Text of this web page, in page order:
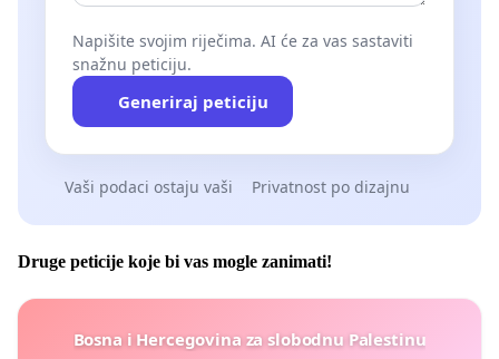
Napišite svojim riječima. AI će za vas sastaviti
snažnu peticiju.
Generiraj peticiju
Vaši podaci ostaju vaši Privatnost po dizajnu
Druge peticije koje bi vas mogle zanimati!
Bosna i Hercegovina za slobodnu Palestinu